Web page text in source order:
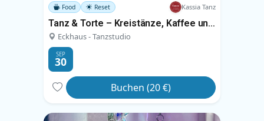
Food Reset Kassia Tanz
Tanz & Torte – Kreistänze, Kaffee und Kuchen
Eckhaus - Tanzstudio
SEP
30
Buchen (20 €)